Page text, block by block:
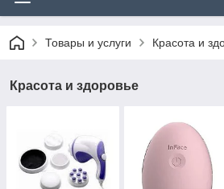
Товары и услуги Красота и
Красота и здоровье